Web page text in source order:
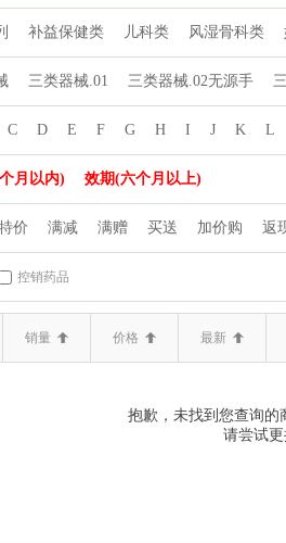
补益保健类 儿科类 风湿骨科类
品 普通食品 粉剂系列 精致饮片
三类器械.01 三类器械.02无源手
、 三类器械.12 三类器械.13无源植
三类器械.6813计 三类器械.6815注
三类器械.6832医 三类器械.6834医
三类器械.6865医
、 二类器械.12 二类器械.13无源植
二类器械.20中医器 二类器械
C D E F G H I J K L
月以内) 效期(六个月以上)
价 满减 满赠 买送 加价购 返
控销药品
销量 价格 最新
抱歉，未找到您查询
请尝试